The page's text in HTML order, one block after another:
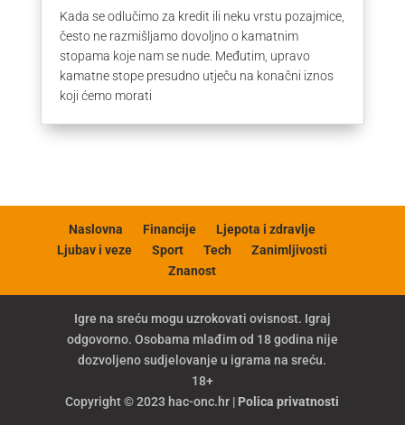
Kada se odlučimo za kredit ili neku vrstu pozajmice,
često ne razmišljamo dovoljno o kamatnim
stopama koje nam se nude. Međutim, upravo
kamatne stope presudno utječu na konačni iznos
koji ćemo morati
Naslovna Financije
Ljepota i zdravlje
Ljubav i veze
Sport Tech
Zanimljivosti
Znanost
Igre na sreću mogu uzrokovati ovisnost. Igraj
odgovorno. Osobama mlađim od 18 godina nije
dozvoljeno sudjelovanje u igrama na sreću.
18+
Copyright © 2023 hac-onc.hr | Polica privatnosti